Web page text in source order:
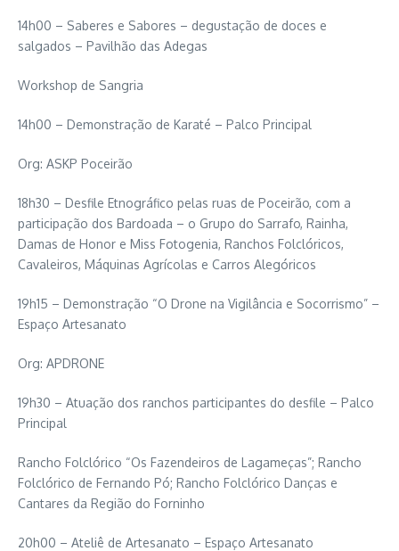
14h00 – Saberes e Sabores – degustação de doces e
salgados – Pavilhão das Adegas
Workshop de Sangria
14h00 – Demonstração de Karaté – Palco Principal
Org: ASKP Poceirão
18h30 – Desfile Etnográfico pelas ruas de Poceirão, com a
participação dos Bardoada – o Grupo do Sarrafo, Rainha,
Damas de Honor e Miss Fotogenia, Ranchos Folclóricos,
Cavaleiros, Máquinas Agrícolas e Carros Alegóricos
19h15 – Demonstração “O Drone na Vigilância e Socorrismo” –
Espaço Artesanato
Org: APDRONE
19h30 – Atuação dos ranchos participantes do desfile – Palco
Principal
Rancho Folclórico “Os Fazendeiros de Lagameças”; Rancho
Folclórico de Fernando Pó; Rancho Folclórico Danças e
Cantares da Região do Forninho
20h00 – Ateliê de Artesanato – Espaço Artesanato